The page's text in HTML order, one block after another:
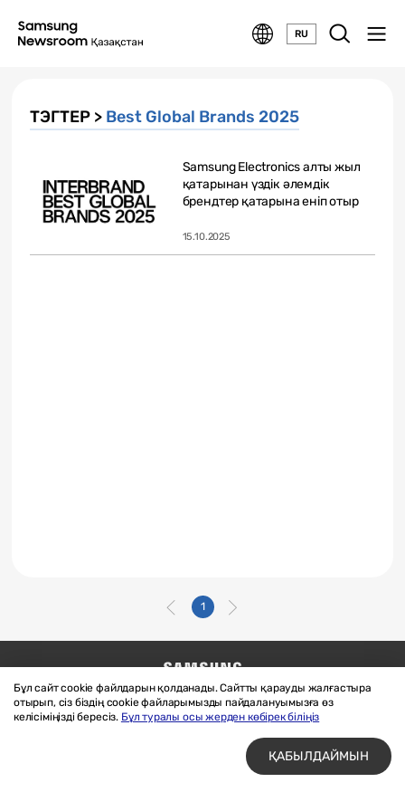
RU
Бұл сайт cookie файлдарын қолданады. Сайтты қарауды жалғастыра
отырып, сіз біздің cookie файларымызды пайдалануымызға өз
келісіміңізді бересіз. Бұл туралы осы жерден көбірек біліңіз
ҚАБЫЛДАЙМЫН
ТЭГТЕР > Best Global Brands 2025
Samsung Electronics алты жыл
қатарынан үздік әлемдік
брендтер қатарына еніп отыр
15.10.2025
1
Бізге жазыңыз
SAMSUNG.COM
Материалдарды пайдалану шарттары